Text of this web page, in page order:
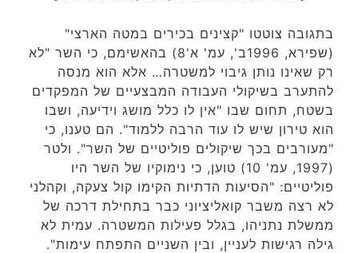
בתגובה צוטטו "קצינים בכירים במטה הארצי"
(שפירא, 1996ב', עמ' א'8) בהאשימם, כי השר "לא
רק שאינו נותן גיבוי למשטרה… אלא הוא מנסה
להתערב בשיקולי העבודה המבצעיים של המפקדים
בשטח, תחום שבו "אין לו כלל מושג וידיעה, ושבו
הוא טירון שיש לו עוד הרבה ללמוד". הם טענו, כי
"מעורבים בכך שיקולים פוליטיים של השר". ולטר
(1997, עמ' 10) טוען, כי נימוקיו של השר היו
פוליטיים: "הסיעות הדתיות הקימו קול צעקה, וקהלני
לא רצה משבר קואליציוני כבר בתחילת דרכה של
ממשלת נתניהו, בגלל פעילות המשטרה. עמית לא
גילה רגישות לעניין, ובין השניים התפתח עימות".